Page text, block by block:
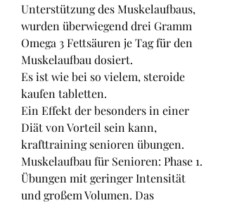
Unterstützung des Muskelaufbaus,
wurden überwiegend drei Gramm
Omega 3 Fettsäuren je Tag für den
Muskelaufbau dosiert.
Es ist wie bei so vielem, steroide
kaufen tabletten.
Ein Effekt der besonders in einer
Diät von Vorteil sein kann,
krafttraining senioren übungen.
Muskelaufbau für Senioren: Phase 1.
Übungen mit geringer Intensität
und großem Volumen. Das